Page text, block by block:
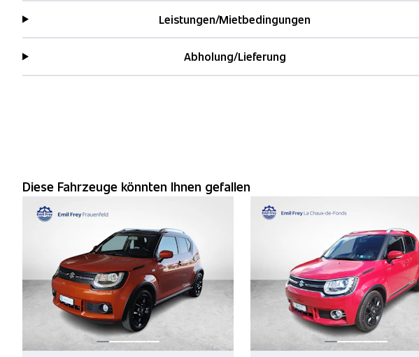
Leistungen/Mietbedingungen
Abholung/Lieferung
Diese Fahrzeuge könnten Ihnen gefallen